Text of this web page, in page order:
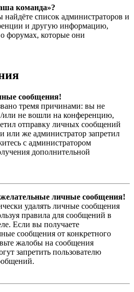
команда»?
найдёте список администраторов и
и другую информацию,
форумах, которые они
сообщения!
тремя причинами: вы не
или не вошли на конференцию,
отправку личных сообщений
или же администратор запретил
с администратором
дополнительной
личные сообщения!
удалять личные сообщения
правила для сообщений в
Если вы получаете
сообщения от конкретного
жалобы на сообщения
запретить пользователю